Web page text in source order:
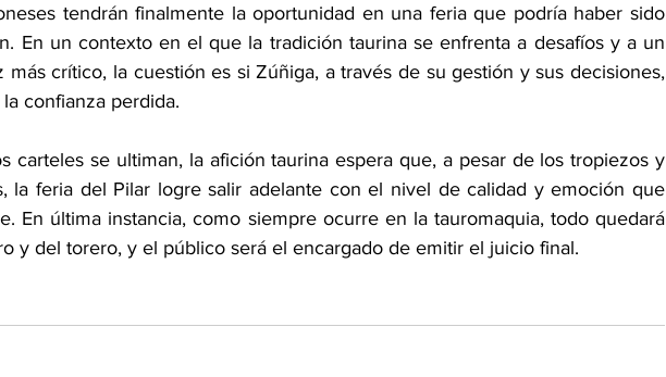
tendrán finalmente la oportunidad en una feria que podría haber sido
En un contexto en el que la tradición taurina se enfrenta a desafíos y a un
más crítico, la cuestión es si Zúñiga, a través de su gestión y sus decisiones,
confianza perdida.
carteles se ultiman, la afición taurina espera que, a pesar de los tropiezos y
la feria del Pilar logre salir adelante con el nivel de calidad y emoción que
En última instancia, como siempre ocurre en la tauromaquia, todo quedará
y del torero, y el público será el encargado de emitir el juicio final.